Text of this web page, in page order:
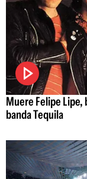
Muere Felipe
banda Tequila